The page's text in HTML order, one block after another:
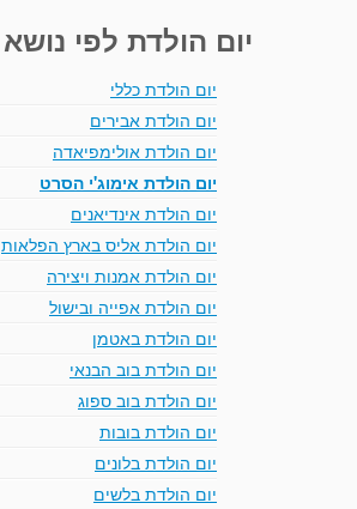
יום הולדת לפי נושא
יום הולדת כללי
יום הולדת אבירים
יום הולדת אולימפיאדה
יום הולדת אימוג'י הסרט
יום הולדת אינדיאנים
יום הולדת אליס בארץ הפלאות
יום הולדת אמנות ויצירה
יום הולדת אפייה ובישול
יום הולדת באטמן
יום הולדת בוב הבנאי
יום הולדת בוב ספוג
יום הולדת בובות
יום הולדת בלונים
יום הולדת בלשים